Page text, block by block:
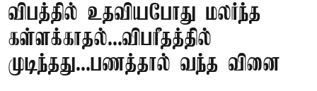
விபத்தில் உதவியபோது மலர்ந்த
கள்ளக்காதல்...விபரீதத்தில்
முடிந்தது...பணத்தால் வந்த வினை